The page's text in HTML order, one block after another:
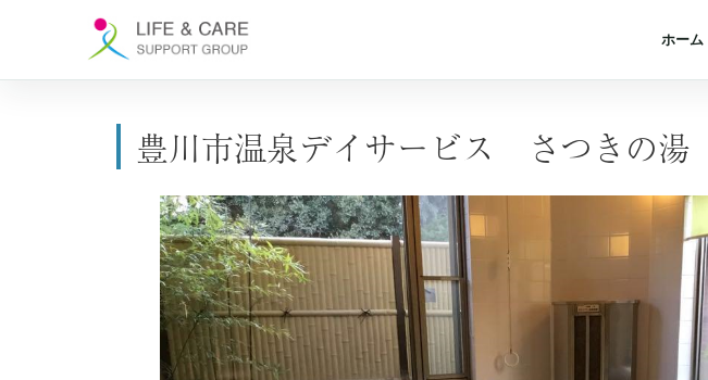
ホーム
豊川市温泉デイサービス さつきの湯